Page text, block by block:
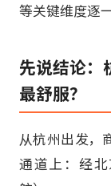
等关键维度逐
先说结论：
最舒服？
从杭州出发，
通道上：经